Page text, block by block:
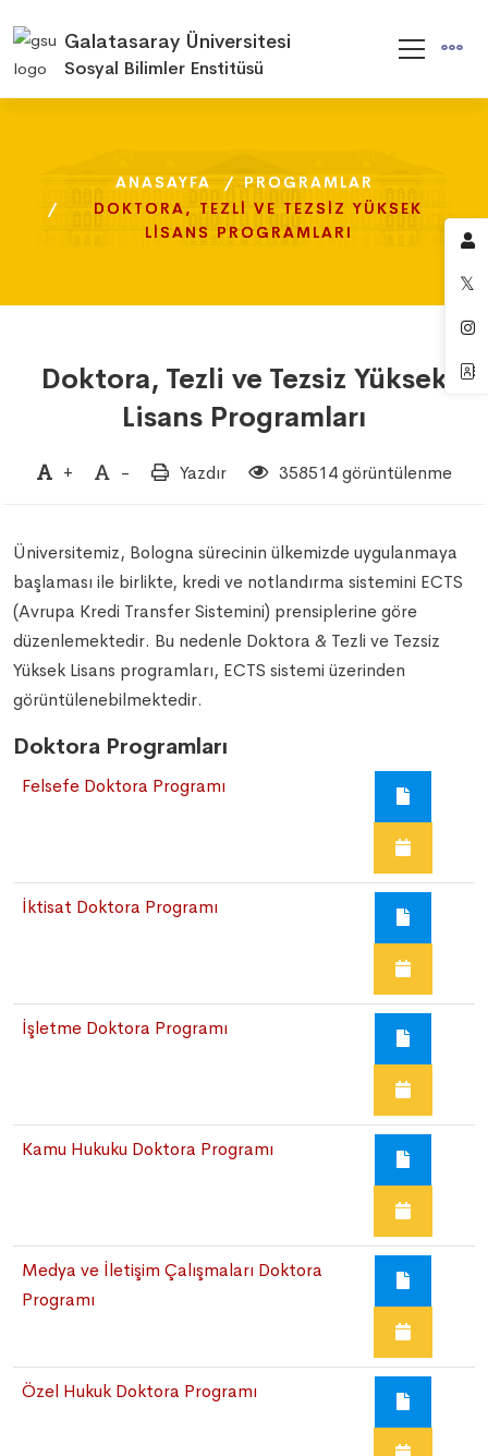
Galatasaray Üniversitesi
Sosyal Bilimler Enstitüsü
ANASAYFA
PROGRAMLAR
DOKTORA, TEZLI VE TEZSIZ YÜKSEK
LISANS PROGRAMLARI
ANASAYFA
PROGRAMLAR
DOKTORA, TEZLI VE TEZSIZ YÜKSEK
LISANS PROGRAMLARI
ANASAYFA
PROGRAMLAR
DOKTORA, TEZLI VE TEZSIZ YÜKSEK
LISANS PROGRAMLARI
Doktora, Tezli ve Tezsiz Yüksek
Lisans Programları
+ - Yazdır 358514 görüntülenme
Üniversitemiz, Bologna sürecinin ülkemizde uygulanmaya
başlaması ile birlikte, kredi ve notlandırma sistemini ECTS
(Avrupa Kredi Transfer Sistemini) prensiplerine göre
düzenlemektedir. Bu nedenle Doktora & Tezli ve Tezsiz
Yüksek Lisans programları, ECTS sistemi üzerinden
görüntülenebilmektedir.
Doktora Programları
Felsefe Doktora Programı
İktisat Doktora Programı
İşletme Doktora Programı
Kamu Hukuku Doktora Programı
Medya ve İletişim Çalışmaları Doktora
Programı
Özel Hukuk Doktora Programı